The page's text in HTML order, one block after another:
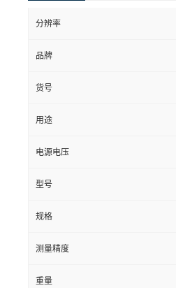
分辨率
品牌
货号
用途
电源电压
型号
规格
测量精度
重量